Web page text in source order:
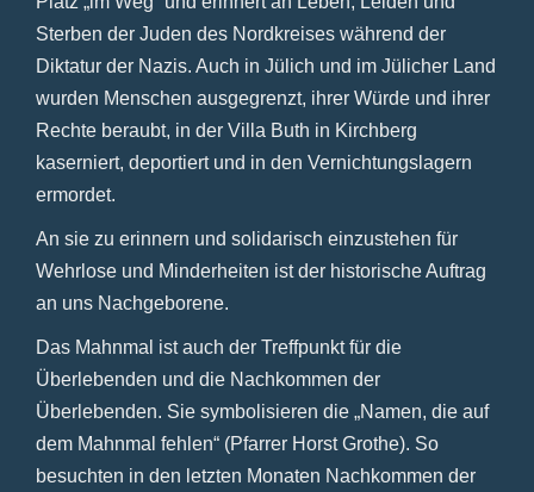
Sterben der Juden des Nordkreises während der
Diktatur der Nazis. Auch in Jülich und im Jülicher Land
wurden Menschen ausgegrenzt, ihrer Würde und ihrer
Rechte beraubt, in der Villa Buth in Kirchberg
kaserniert, deportiert und in den Vernichtungslagern
ermordet.
An sie zu erinnern und solidarisch einzustehen für
Wehrlose und Minderheiten ist der historische Auftrag
an uns Nachgeborene.
Das Mahnmal ist auch der Treffpunkt für die
Überlebenden und die Nachkommen der
Überlebenden. Sie symbolisieren die „Namen, die auf
dem Mahnmal fehlen“ (Pfarrer Horst Grothe). So
besuchten in den letzten Monaten Nachkommen der